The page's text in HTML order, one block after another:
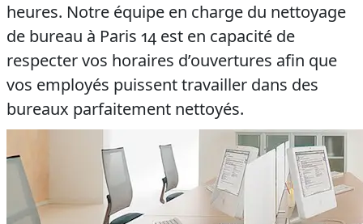
heures. Notre équipe en charge du nettoyage
de bureau à Paris 14 est en capacité de
respecter vos horaires d’ouvertures afin que
vos employés puissent travailler dans des
bureaux parfaitement nettoyés.